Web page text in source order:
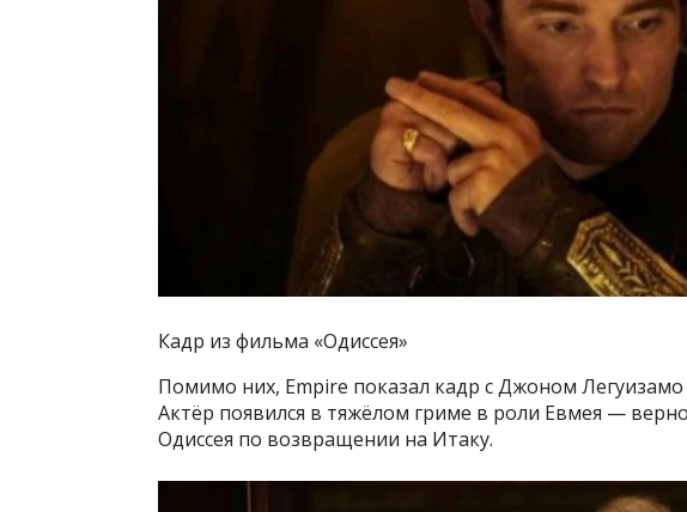
Кадр из фильма «Одиссея»
Помимо них, Empire показал кадр с Джоном Легуизамо
Актёр появился в тяжёлом гриме в роли Евмея —
Одиссея по возвращении на Итаку.